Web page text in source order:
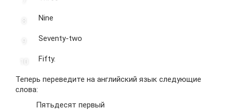
Nine
Seventy-two
Fifty.
Теперь переведите на английский язык следующие
слова:
Пятьдесят первый